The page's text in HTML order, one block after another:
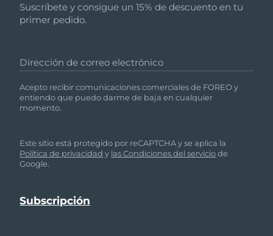
Suscríbete y consigue un 15% de descuento en tu
primer pedido.
Dirección de correo electrónico
Acepto recibir comunicaciones comerciales de FOREO y
entiendo que puedo darme de baja en cualquier
momento.
Este sitio está protegido por reCAPTCHA y se aplica la
Política de privacidad y las Condiciones del serviciode
Google.